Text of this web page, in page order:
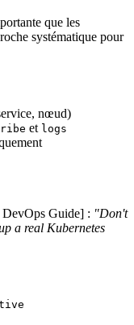
que les
systématique pour
nœud)
et logs
Guide] : "Don't
a real Kubernetes